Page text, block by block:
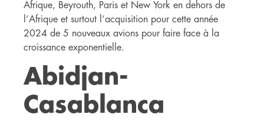
Afrique, Beyrouth, Paris et New York en dehors de
l’Afrique et surtout l’acquisition pour cette année
2024 de 5 nouveaux avions pour faire face à la
croissance exponentielle.
Abidjan-
Casablanca